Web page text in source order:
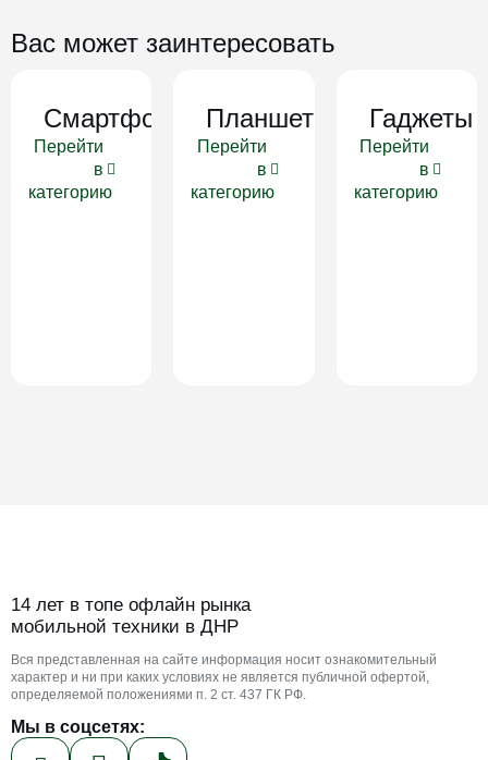
Вас может заинтересовать
Смартфоны
Перейти
в
категорию
Планшеты
Перейти
в
категорию
Гаджеты
Перейти
в
категорию
14 лет в топе офлайн рынка
мобильной техники в ДНР
Вся представленная на сайте информация носит ознакомительный
характер и ни при каких условиях не является публичной офертой,
определяемой положениями п. 2 ст. 437 ГК РФ.
Мы в соцсетях: